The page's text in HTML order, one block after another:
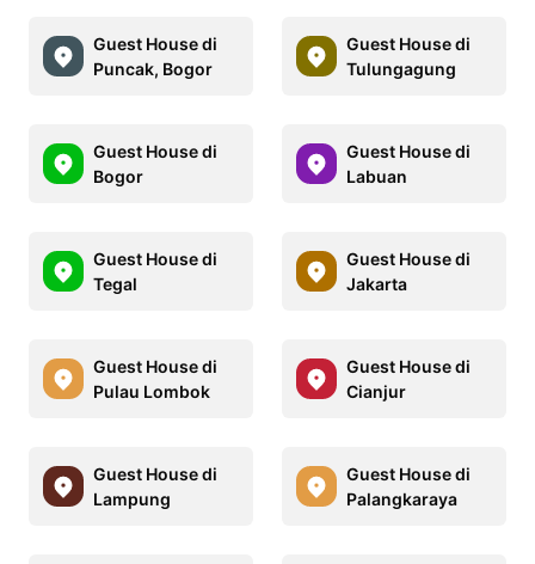
Guest House di
Puncak, Bogor
Guest House di
Tulungagung
Guest House di
Bogor
Guest House di
Labuan
Guest House di
Tegal
Guest House di
Jakarta
Guest House di
Pulau Lombok
Guest House di
Cianjur
Guest House di
Lampung
Guest House di
Palangkaraya